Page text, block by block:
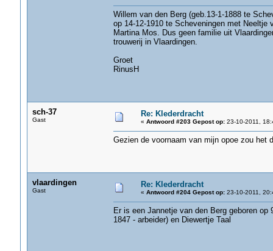
Willem van den Berg (geb.13-1-1888 te
op 14-12-1910 te Scheveningen met
Martina Mos. Dus geen familie uit
trouwerij in Vlaardingen.
Groet
RinusH
sch-37
Gast
Re: Klederdracht
« Antwoord #203 Gepost op:23-10-2011,
Gezien de voornaam van mijn opoe zou het
vlaardingen
Gast
Re: Klederdracht
« Antwoord #204 Gepost op:23-10-2011,
Er is een Jannetje van den Berg geboren
1847 - arbeider) en Diewertje Taal